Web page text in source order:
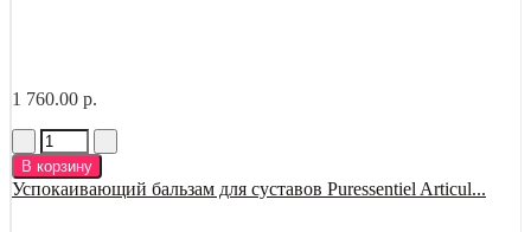
1 760.00 р.
В корзину
Успокаивающий бальзам для суставов Puressentiel Articul...